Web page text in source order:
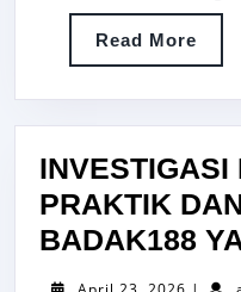
Read More
More
INVESTIGASI
PRAKTIK
BADAK188